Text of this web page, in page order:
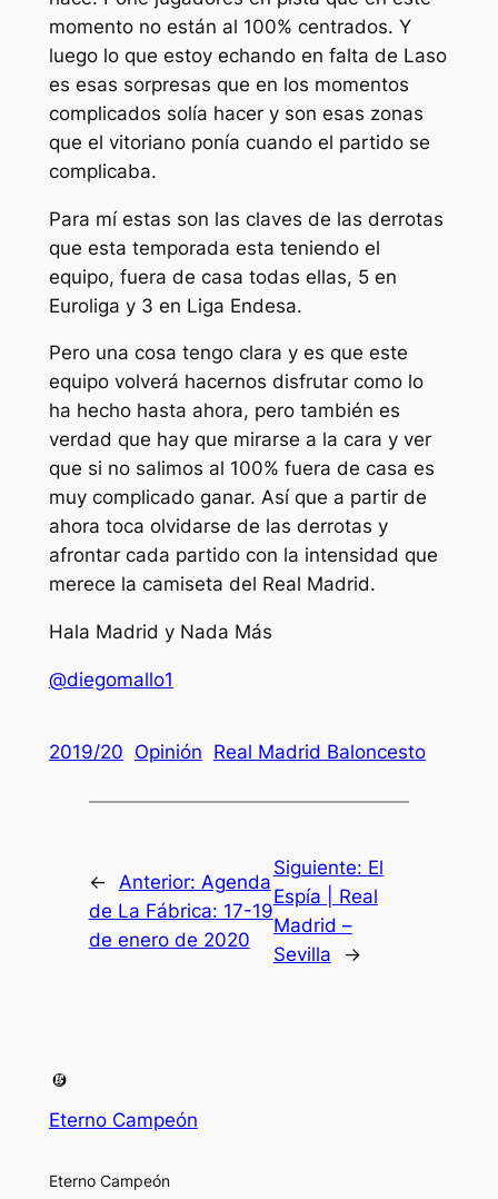
momento no están al 100% centrados. Y
luego lo que estoy echando en falta de Laso
es esas sorpresas que en los momentos
complicados solía hacer y son esas zonas
que el vitoriano ponía cuando el partido se
complicaba.
Para mí estas son las claves de las derrotas
que esta temporada esta teniendo el
equipo, fuera de casa todas ellas, 5 en
Euroliga y 3 en Liga Endesa.
Pero una cosa tengo clara y es que este
equipo volverá hacernos disfrutar como lo
ha hecho hasta ahora, pero también es
verdad que hay que mirarse a la cara y ver
que si no salimos al 100% fuera de casa es
muy complicado ganar. Así que a partir de
ahora toca olvidarse de las derrotas y
afrontar cada partido con la intensidad que
merece la camiseta del Real Madrid.
Hala Madrid y Nada Más
@diegomallo1
2019/20 Opinión Real Madrid Baloncesto
← Anterior: Agenda
de La Fábrica: 17-19
de enero de 2020
Siguiente: El
Espía | Real
Madrid –
Sevilla
→
Eterno Campeón
Eterno Campeón